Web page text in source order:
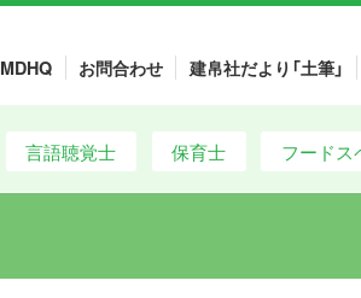
MDHQ お問合わせ 建帛社だより「土筆」
言語聴覚士 保育士 フードス